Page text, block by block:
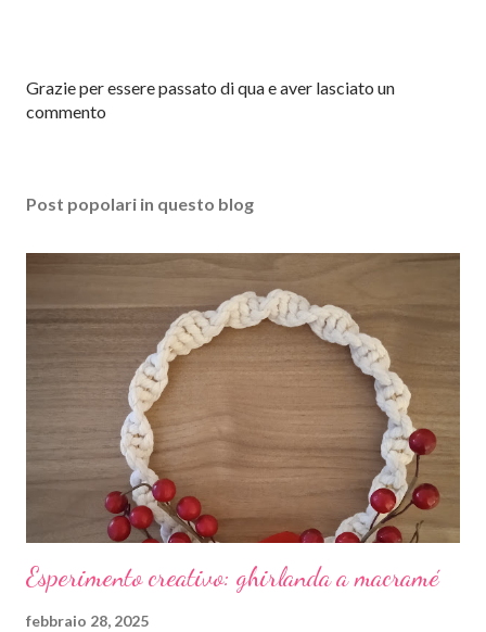
P
o
u
c
m
Grazie per essere passato di qua e aver lasciato un
commento
Post popolari in questo blog
Esperimento creativo: ghirlanda a macramé
febbraio 28, 2025